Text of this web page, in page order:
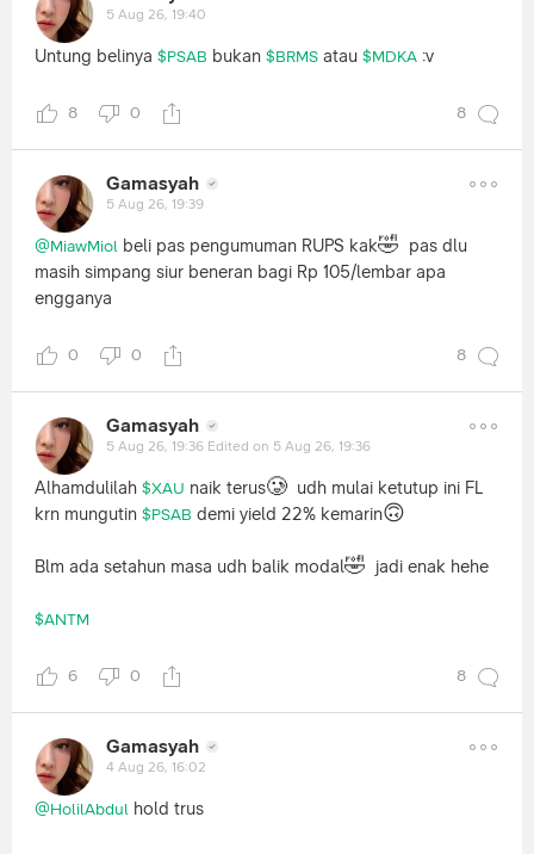
5 Aug 26, 19:40
Untung belinya $PSAB bukan $BRMS atau $MDKA :v
8 0 8
Gamasyah
5 Aug 26, 19:39
@MiawMiol beli pas pengumuman RUPS kak🤣
pas dlu
masih simpang siur beneran bagi Rp 105/lembar apa
engganya
0 0 8
Gamasyah
5 Aug 26, 19:36 Edited on 5 Aug 26, 19:36
Alhamdulilah $XAU naik terus🥲 udh mulai ketutup ini FL
krn mungutin $PSAB demi yield 22% kemarin🙃
Blm ada setahun masa udh balik modal🤣 jadi enak hehe
$ANTM
6 0 8
Gamasyah
4 Aug 26, 16:02
@HolilAbdul hold trus